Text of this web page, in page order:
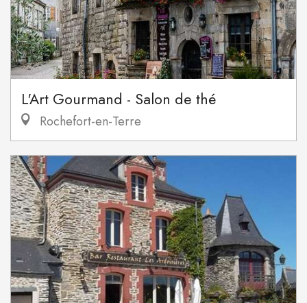
L'Art Gourmand - Salon de thé
Rochefort-en-Terre